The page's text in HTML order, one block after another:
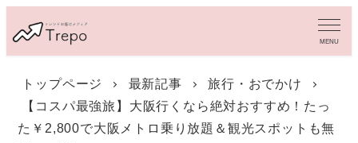
イ
MENU
トップページ 最新記事
旅行・おでかけ
【コスパ最強旅】大阪行くなら絶対おすすめ！たっ
た￥2,800で大阪メトロ乗り放題＆観光スポットも無